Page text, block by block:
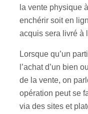
la vente physique
enchérir soit en
acquis sera livré à
Lorsque qu’un
l’achat d’un bien
de la vente, on
opération peut se
via des sites et